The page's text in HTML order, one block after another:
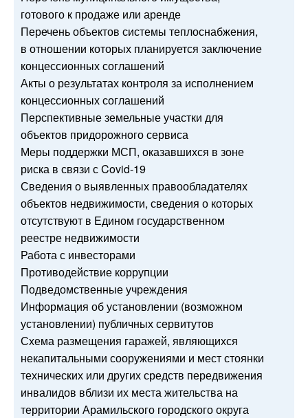
готового к продаже или аренде
Перечень объектов системы теплоснабжения,
в отношении которых планируется заключение
концессионных соглашений
Акты о результатах контроля за исполнением
концессионных соглашений
Перспективные земельные участки для
объектов придорожного сервиса
Меры поддержки МСП, оказавшихся в зоне
риска в связи с Covid-19
Сведения о выявленных правообладателях
объектов недвижимости, сведения о которых
отсутствуют в Едином государственном
реестре недвижимости
Работа с инвесторами
Противодействие коррупции
Подведомственные учреждения
Информация об установлении (возможном
установлении) публичных сервитутов
Схема размещения гаражей, являющихся
некапитальными сооружениями и мест стоянки
технических или других средств передвижения
инвалидов вблизи их места жительства на
территории Арамильского городского округа